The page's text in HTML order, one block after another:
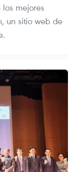
mejores
un sitio web de